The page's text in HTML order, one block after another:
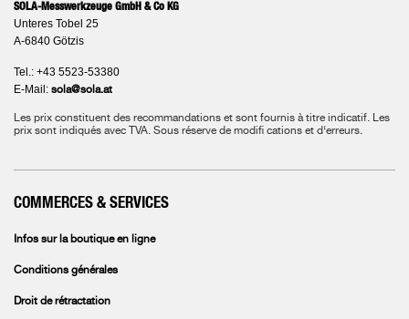
SOLA-Messwerkzeuge GmbH & Co KG
Unteres Tobel 25
A-6840 Götzis
Tel.: +43 5523-53380
E-Mail: sola@sola.at
Les prix constituent des recommandations et sont fournis à titre indicatif. Les
prix sont indiqués avec TVA. Sous réserve de modifi cations et d‘erreurs.
COMMERCES & SERVICES
Infos sur la boutique en ligne
Conditions générales
Droit de rétractation